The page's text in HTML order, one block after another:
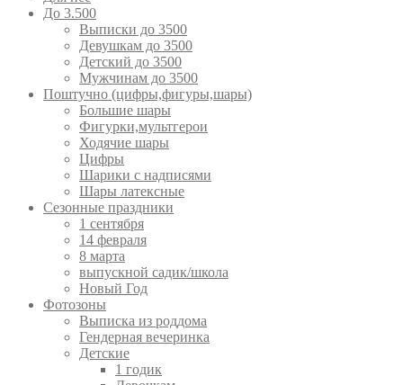
До 3.500
Выписки до 3500
Девушкам до 3500
Детский до 3500
Мужчинам до 3500
Поштучно (цифры,фигуры,шары)
Большие шары
Фигурки,мультгерои
Ходячие шары
Цифры
Шарики с надписями
Шары латексные
Сезонные праздники
1 сентября
14 февраля
8 марта
выпускной садик/школа
Новый Год
Фотозоны
Выписка из роддома
Гендерная вечеринка
Детские
1 годик